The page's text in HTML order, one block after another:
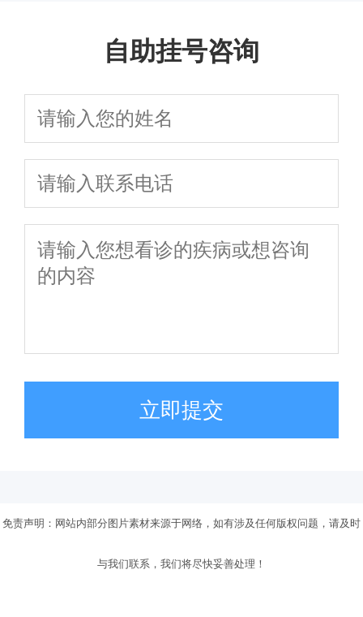
自助挂号咨询
立即提交
免责声明：网站内部分图片素材来源于网络，如有涉及任何版权问题，请及时
与我们联系，我们将尽快妥善处理！